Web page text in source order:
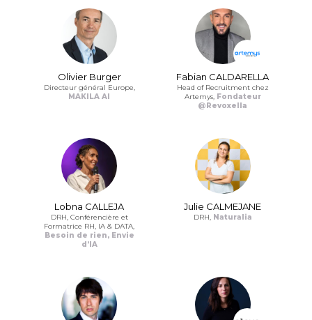
Olivier Burger
Directeur général Europe,
MAKILA AI
Fabian CALDARELLA
Head of Recruitment chez
Artemys, Fondateur
@Revoxella
Lobna CALLEJA
DRH, Conférencière et
Formatrice RH, IA & DATA,
Besoin de rien, Envie
d’IA
Julie CALMEJANE
DRH, Naturalia